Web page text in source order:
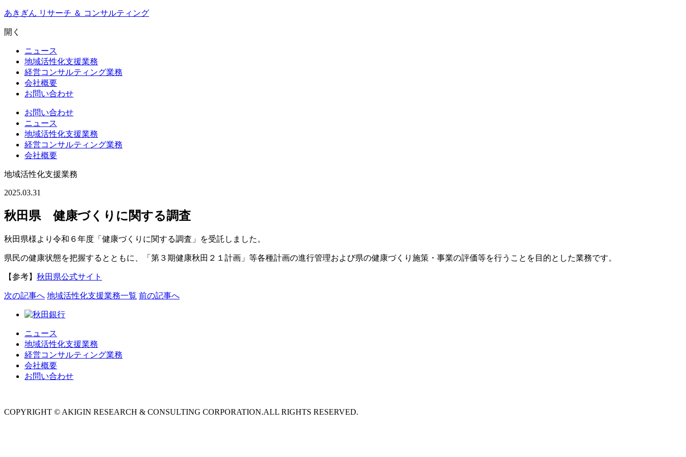
Skip
content
あきぎん リサーチ ＆ コンサルティング
開く
ニュース
地域活性化支援業務
経営コンサルティング業務
会社概要
お問い合わせ
お問い合わせ
ニュース
地域活性化支援業務
経営コンサルティング業務
会社概要
地域活性化支援業務
2025.03.31
秋田県 健康づくりに関する調査
秋田県様より令和６年度「健康づくりに関する調査」を受託しました。
県民の健康状態を把握するとともに、「第３期健康秋田２１計画」等各種計画の進行管理および県の健康づくり施策・事業の評価等を行うことを目的とした業務です。
【参考】 秋田県公式サイト
次の記事へ 地域活性化支援業務一覧 前の記事へ
ニュース
地域活性化支援業務
経営コンサルティング業務
会社概要
お問い合わせ
COPYRIGHT © AKIGIN RESEARCH & CONSULTING CORPORATION.ALL RIGHTS RESERVED.